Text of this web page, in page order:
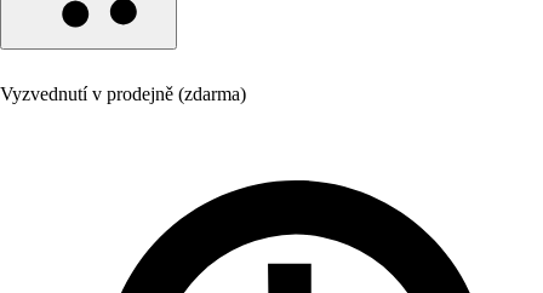
Vyzvednutí v prodejně (zdarma)